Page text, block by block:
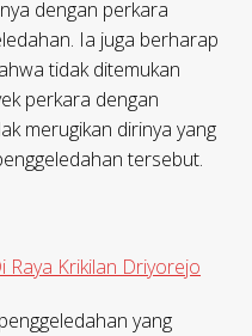
dengan perkara
Ia juga berharap
tidak ditemukan
perkara dengan
merugikan dirinya yang
tersebut.
Raya Krikilan Driyorejo
yang